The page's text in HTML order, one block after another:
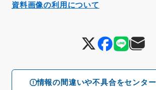
情報の間違いや不具合をセンタ
資料画像の利用について